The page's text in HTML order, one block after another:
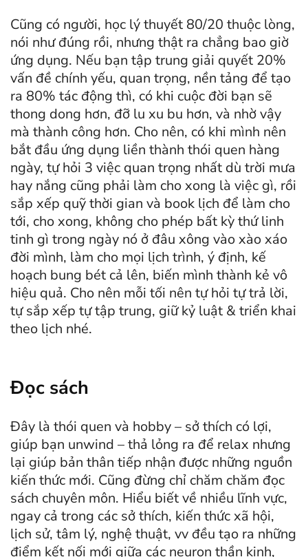
Cũng có người, học lý thuyết 80/20 thuộc lòng,
nói như đúng rồi, nhưng thật ra chẳng bao giờ
ứng dụng. Nếu bạn tập trung giải quyết 20%
vấn đề chính yếu, quan trọng, nền tảng để tạo
ra 80% tác động thì, có khi cuộc đời bạn sẽ
thong dong hơn, đỡ lu xu bu hơn, và nhờ vậy
mà thành công hơn. Cho nên, có khi mình nên
bắt đầu ứng dụng liền thành thói quen hàng
ngày, tự hỏi 3 việc quan trọng nhất dù trời mưa
hay nắng cũng phải làm cho xong là việc gì, rồi
sắp xếp quỹ thời gian và book lịch để làm cho
tới, cho xong, không cho phép bất kỳ thứ linh
tinh gì trong ngày nó ở đâu xông vào xào xáo
đời mình, làm cho mọi lịch trình, ý định, kế
hoạch bung bét cả lên, biến mình thành kẻ vô
hiệu quả. Cho nên mỗi tối nên tự hỏi tự trả lời,
tự sắp xếp tự tập trung, giữ kỷ luật & triển khai
theo lịch nhé.
Đọc sách
Đây là thói quen và hobby – sở thích có lợi,
giúp bạn unwind – thả lỏng ra để relax nhưng
lại giúp bản thân tiếp nhận được những nguồn
kiến thức mới. Cũng đừng chỉ chăm chăm đọc
sách chuyên môn. Hiểu biết về nhiều lĩnh vực,
ngay cả trong các sở thích, kiến thức xã hội,
lịch sử, tâm lý, nghệ thuật, vv đều tạo ra những
điểm kết nối mới giữa các neuron thần kinh,